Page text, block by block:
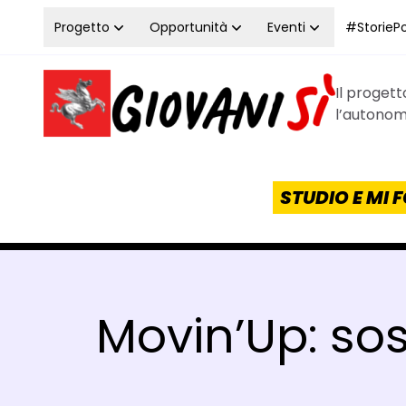
Vai al contenuto
Progetto Opportunità Eventi
Homepage Giovanisì - Progetto della Regione
Il
STUDIO E MI
Movin’Up: